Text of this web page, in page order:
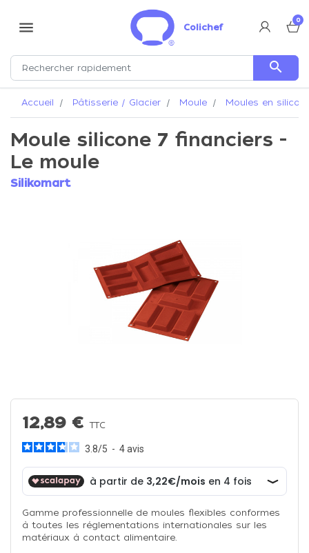
menu Colichef
0
search
Accueil Pâtisserie / Glacier Moule Moules en
Moule silicone 7 financiers -
Le moule
Silikomart
12,89 €TTC
3.8/5 - 4avis
Gamme professionnelle de moules flexibles conformes
à toutes les réglementations internationales sur les
matériaux à contact alimentaire.